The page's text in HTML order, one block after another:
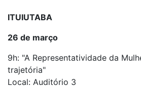
ITUIUTABA
26 de março
9h: "A Representatividade da
trajetória"
Local: Auditório 3